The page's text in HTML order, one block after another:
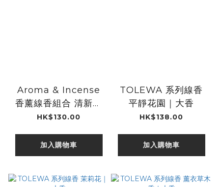
Aroma & Incense
香薰線香組合 清新放
鬆｜kameyama
HK$130.00
加入購物車
TOLEWA 系列線香
平靜花園｜大香
HK$138.00
加入購物車